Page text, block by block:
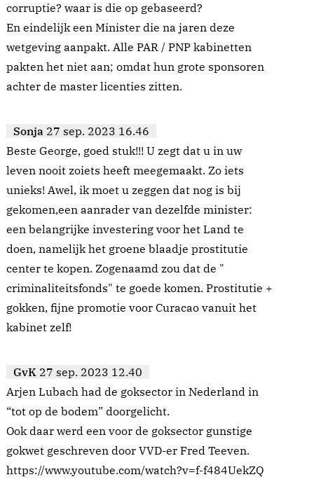
corruptie? waar is die op gebaseerd?
En eindelijk een Minister die na jaren deze
wetgeving aanpakt. Alle PAR / PNP kabinetten
pakten het niet aan; omdat hun grote sponsoren
achter de master licenties zitten.
Sonja 27 sep. 2023 16.46
Beste George, goed stuk!!! U zegt dat u in uw
leven nooit zoiets heeft meegemaakt. Zo iets
unieks! Awel, ik moet u zeggen dat nog is bij
gekomen,een aanrader van dezelfde minister:
een belangrijke investering voor het Land te
doen, namelijk het groene blaadje prostitutie
center te kopen. Zogenaamd zou dat de "
criminaliteitsfonds" te goede komen. Prostitutie +
gokken, fijne promotie voor Curacao vanuit het
kabinet zelf!
GvK 27 sep. 2023 12.40
Arjen Lubach had de goksector in Nederland in
“tot op de bodem” doorgelicht.
Ook daar werd een voor de goksector gunstige
gokwet geschreven door VVD-er Fred Teeven.
https://www.youtube.com/watch?v=f-f484UekZQ